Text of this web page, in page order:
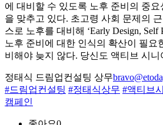
에 대비할 수 있도록 노후 준비의 중
을 맞추고 있다. 초고령 사회 문제의
스로 노후를 대비해 ‘Early Design, Self
노후 준비에 대한 인식의 확산이 필요
비해야 늦지 않다. 당신도 액티브 시니
정태식 드림업컨설팅 상무
#드림업컨설팅 #정태식상무 #액티브
캠페인